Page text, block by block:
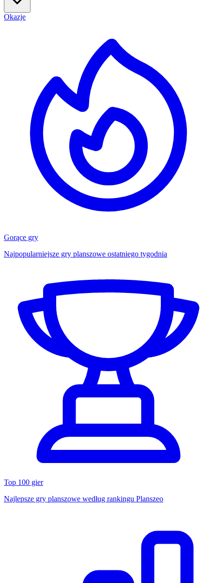
Okazje
Gorące gry
Najpopularniejsze gry planszowe ostatniego tygodnia
Top 100 gier
Najlepsze gry planszowe według rankingu Planszeo